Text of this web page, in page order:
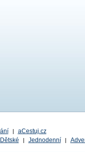
|
aCestuj.cz
Dětské | Jednodenní |